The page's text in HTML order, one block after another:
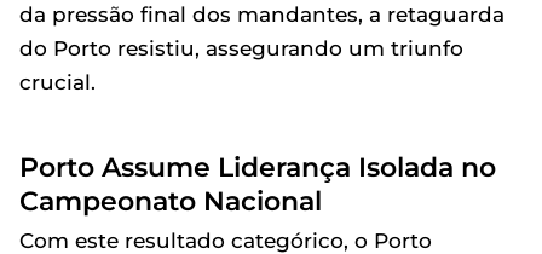
da pressão final dos mandantes, a retaguarda
do Porto resistiu, assegurando um triunfo
crucial.
Porto Assume Liderança Isolada no
Campeonato Nacional
Com este resultado categórico, o Porto